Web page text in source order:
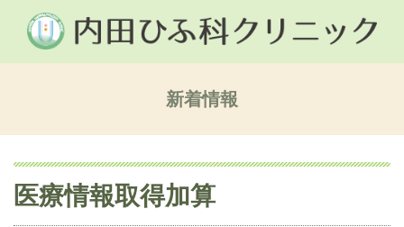
新着情報
医療情報取得加算